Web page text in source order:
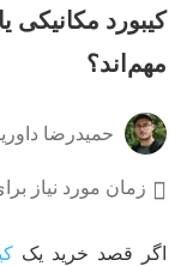
کیبورد مکانیکی
مهم‌اند؟
حمیدرضا
زمان مورد نیاز برای
اگر قصد خرید یک